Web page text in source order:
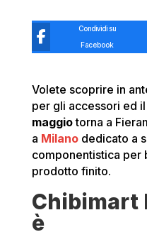
Condividi su
Facebook
Volete scoprire in
per gli accessori ed
maggiotorna a
a Milanodedicato a
componentistica per
prodotto finito.
Chibimart
è